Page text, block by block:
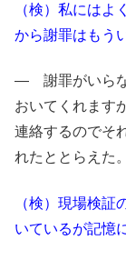
（検）私には
から謝罪はもう
― 謝罪がいらな
おいてくれます
連絡するのでそ
れたととらえた。
（検）現場検証
いているが記憶